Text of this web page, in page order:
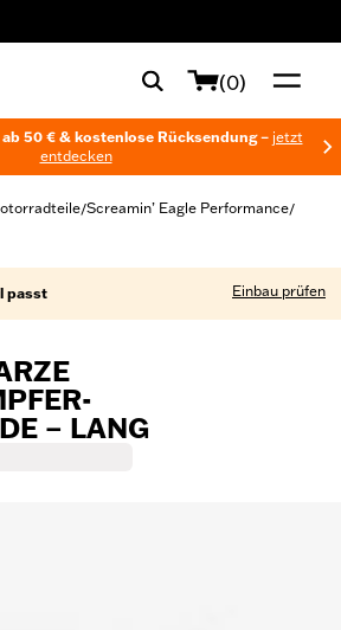
(0)
50 € & kostenlose Rücksendung – jetzt
entdecken
/Screamin’ Eagle Performance/
passt Einbau prüfen
– LANG